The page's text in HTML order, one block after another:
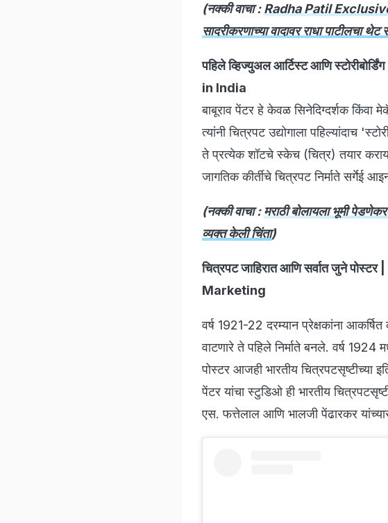
(नक्की वाचा :Radha Patil Exclusive:
सादरीकरणाच्या वादावर राधा पाटीलचा थेट
पहिले व्हिज्युअल आर्टिस्ट आणि
in India
बाबूराव पेंटर हे केवळ सिनेदिग्दर्शक किंवा
त्यांनी चित्रपट उद्योगाला पहिल्यांदाच
ते प्रत्येक शॉटचे स्केच (चित्र) तयार
जागतिक कीर्तीचे चित्रपट निर्माते सर्गेई
(नक्की वाचा :मराठी बोलायला भूमी
व्यक्त केली चिंता)
चित्रपट जाहिरात आणि सर्वात जुने
Marketing
वर्ष 1921-22 दरम्यान प्रेक्षकांना
वाटणारे ते पहिले निर्माते बनले. वर्ष
पोस्टर आजही भारतीय चित्रपटसृष्टीच्या
पेंटर यांचा स्टुडिओ ही भारतीय
एस. फत्तेलाल आणि भालजी पेंढारकर